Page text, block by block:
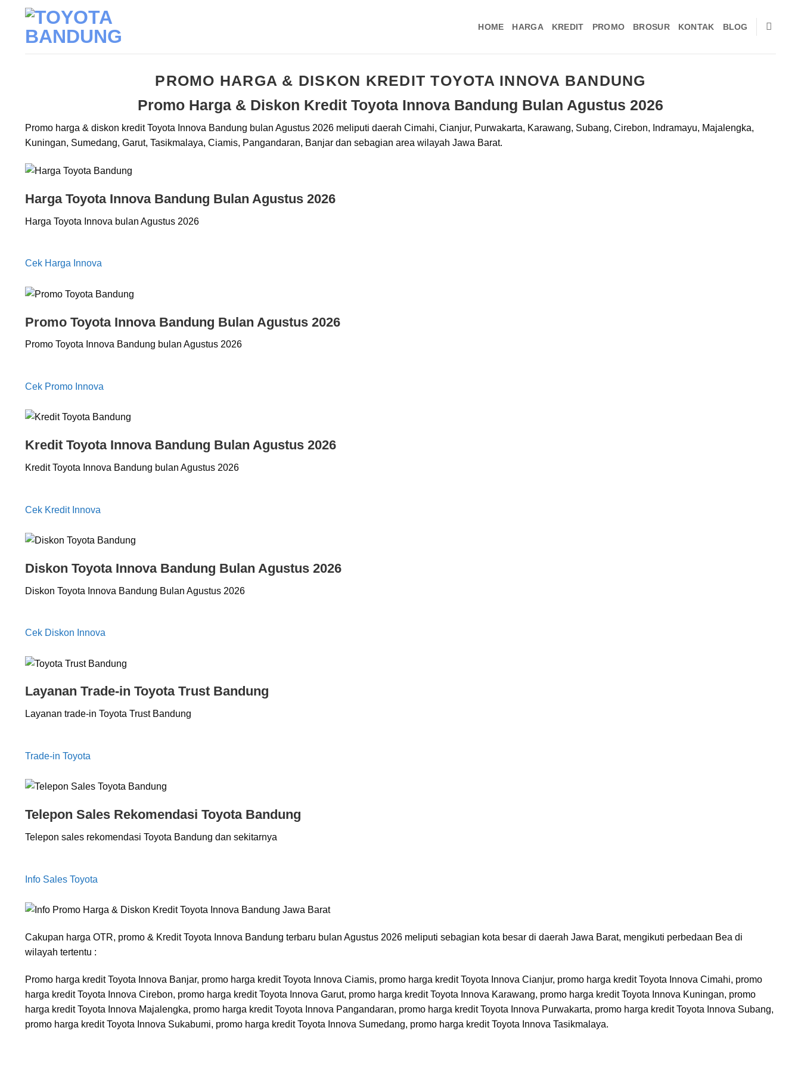
content
HOME HARGA KREDIT PROMO BROSUR KONTAK BLOG
PROMO HARGA & DISKON KREDIT TOYOTA INNOVA BANDUNG
Promo Harga & Diskon Kredit Toyota Innova Bandung Bulan Agustus 2026
Promo harga & diskon kredit Toyota Innova Bandung bulan Agustus 2026 meliputi daerah Cimahi, Cianjur, Purwakarta, Karawang, Subang, Cirebon, Indramayu, Majalengka,
Kuningan, Sumedang, Garut, Tasikmalaya, Ciamis, Pangandaran, Banjar dan sebagian area wilayah Jawa Barat.
Harga Toyota Innova Bandung Bulan Agustus 2026
Harga Toyota Innova bulan Agustus 2026
Cek Harga Innova
Promo Toyota Innova Bandung Bulan Agustus 2026
Promo Toyota Innova Bandung bulan Agustus 2026
Cek Promo Innova
Kredit Toyota Innova Bandung Bulan Agustus 2026
Kredit Toyota Innova Bandung bulan Agustus 2026
Cek Kredit Innova
Diskon Toyota Innova Bandung Bulan Agustus 2026
Diskon Toyota Innova Bandung Bulan Agustus 2026
Cek Diskon Innova
Layanan Trade-in Toyota Trust Bandung
Layanan trade-in Toyota Trust Bandung
Trade-in Toyota
Telepon Sales Rekomendasi Toyota Bandung
Telepon sales rekomendasi Toyota Bandung dan sekitarnya
Info Sales Toyota
Cakupan harga OTR, promo & Kredit Toyota Innova Bandung terbaru bulan Agustus 2026 meliputi sebagian kota besar di daerah Jawa Barat, mengikuti perbedaan Bea di
wilayah tertentu :
Promo harga kredit Toyota Innova Banjar, promo harga kredit Toyota Innova Ciamis, promo harga kredit Toyota Innova Cianjur, promo harga kredit Toyota Innova Cimahi, promo
harga kredit Toyota Innova Cirebon, promo harga kredit Toyota Innova Garut, promo harga kredit Toyota Innova Karawang, promo harga kredit Toyota Innova Kuningan, promo
harga kredit Toyota Innova Majalengka, promo harga kredit Toyota Innova Pangandaran, promo harga kredit Toyota Innova Purwakarta, promo harga kredit Toyota Innova Subang,
promo harga kredit Toyota Innova Sukabumi, promo harga kredit Toyota Innova Sumedang, promo harga kredit Toyota Innova Tasikmalaya.